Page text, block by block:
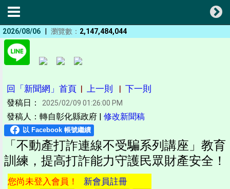
2026/08/06 | 瀏覽數： 2,147,484,044
回「新聞網」首頁 | 上一則 | 下一則
發稿日： 2025/02/09 01:26:00 PM
發稿人：轉自彰化縣政府 | 修改新聞稿
「不動產打詐連線不受騙系列講座」教育
訓練，提高打詐能力守護民眾財產安全！
您尚未登入會員！ 新會員註冊